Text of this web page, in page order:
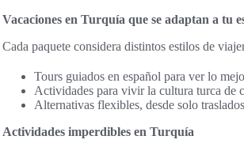
Vacaciones en Turquía que se adaptan a tu
Cada paquete considera distintos estilos de
Tours guiados en español para ver lo
Actividades para vivir la cultura turca de
Alternativas flexibles, desde solo
Actividades imperdibles en Turquía